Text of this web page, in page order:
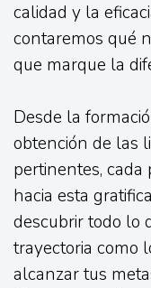
calidad y la
contaremos qué
que marque la
Desde la
obtención de las
pertinentes, cada
hacia esta
descubrir todo lo
trayectoria como
alcanzar tus